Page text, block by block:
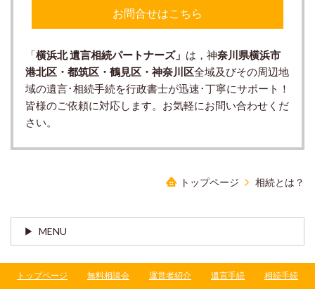
お問合せはこちら
「横浜北 遺言相続パートナーズ」 は，神奈川県横浜市
港北区・都筑区・鶴見区・神奈川区全域及びその周辺地
域の遺言･相続手続を行政書士が迅速･丁寧にサポート！
皆様のご依頼に対応します。お気軽にお問い合わせくだ
さい。
トップページ 相続とは？
MENU
トップページ 無料相談会 運営者紹介 遺言手続
相続手続